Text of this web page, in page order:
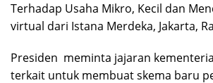
Terhadap Usaha Mikro, Kecil dan
virtual dari Istana Merdeka, Jakarta,
Presiden meminta jajaran
terkait untuk membuat skema baru